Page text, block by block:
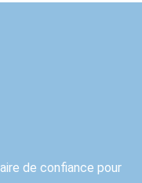
de confiance pour